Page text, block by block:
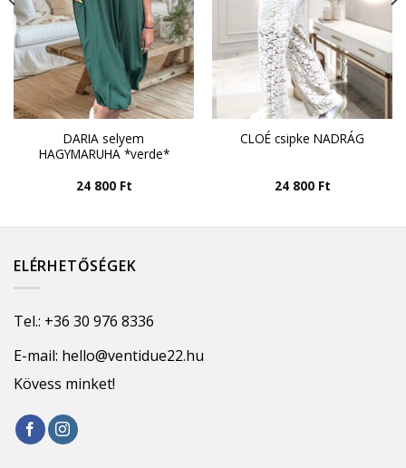
DARIA selyem
HAGYMARUHA *verde*
24 800 Ft
CLOÉ csipke NADRÁG
24 800 Ft
ELÉRHETŐSÉGEK
Tel.: +36 30 976 8336
E-mail: hello@ventidue22.hu
Kövess minket!